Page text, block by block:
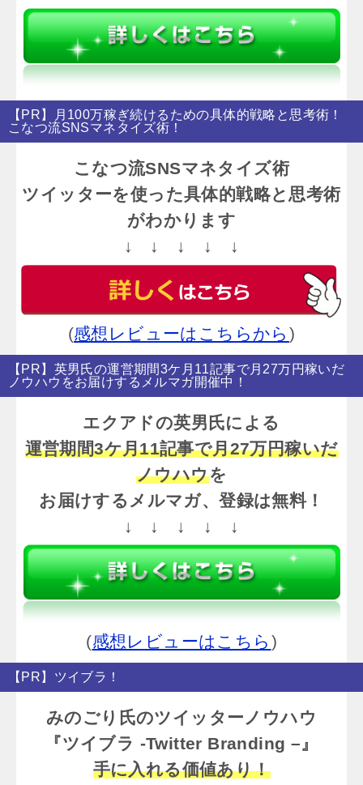
【PR】月100万稼ぎ続けるための具体的戦略と思考術！
こなつ流SNSマネタイズ術！
こなつ流SNSマネタイズ術
ツイッターを使った具体的戦略と思考術
がわかります
↓ ↓ ↓ ↓ ↓
(感想レビューはこちらから )
【PR】英男氏の運営期間3ケ月11記事で月27万円稼いだ
ノウハウをお届けするメルマガ開催中！
エクアドの英男氏による
運営期間3ケ月11記事で月27万円稼いだ
ノウハウを
お届けするメルマガ、登録は無料！
↓ ↓ ↓ ↓ ↓
(感想レビューはこちら )
【PR】ツイブラ！
みのごり氏のツイッターノウハウ
『ツイブラ -Twitter Branding –』
手に入れる価値あり！